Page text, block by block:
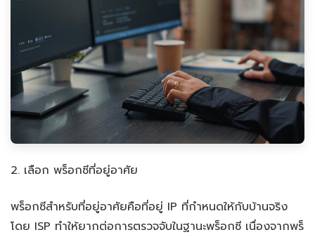
2. เลือก พร็อกซีที่อยู่อาศัย
พร็อกซีสำหรับที่อยู่อาศัยคือที่อยู่ IP ที่กำหนดให้กับบ้านจริง
โดย ISP ทำให้ยากต่อการตรวจจับในฐานะพร็อกซี เนื่องจากพร็